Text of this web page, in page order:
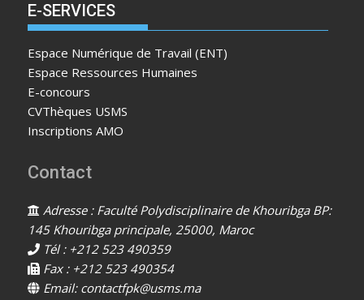
E-SERVICES
Espace Numérique de Travail (ENT)
Espace Ressources Humaines
E-concours
CVThèques USMS
Inscriptions AMO
Contact
Adresse : Faculté Polydisciplinaire de Khouribga BP:
145 Khouribga principale, 25000, Maroc
Tél : +212 523 490359
Fax : +212 523 490354
Email: contactfpk@usms.ma